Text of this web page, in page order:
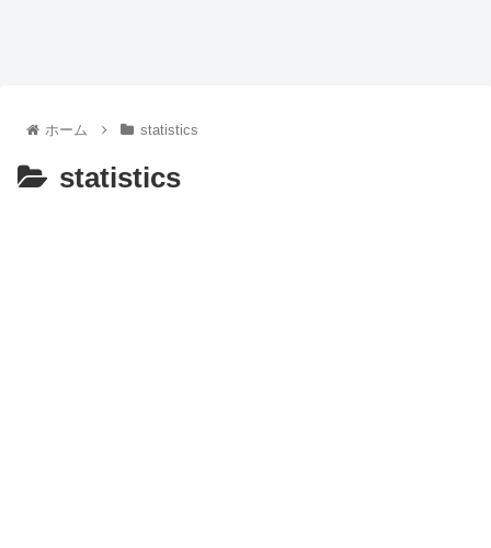
ホーム statistics
statistics